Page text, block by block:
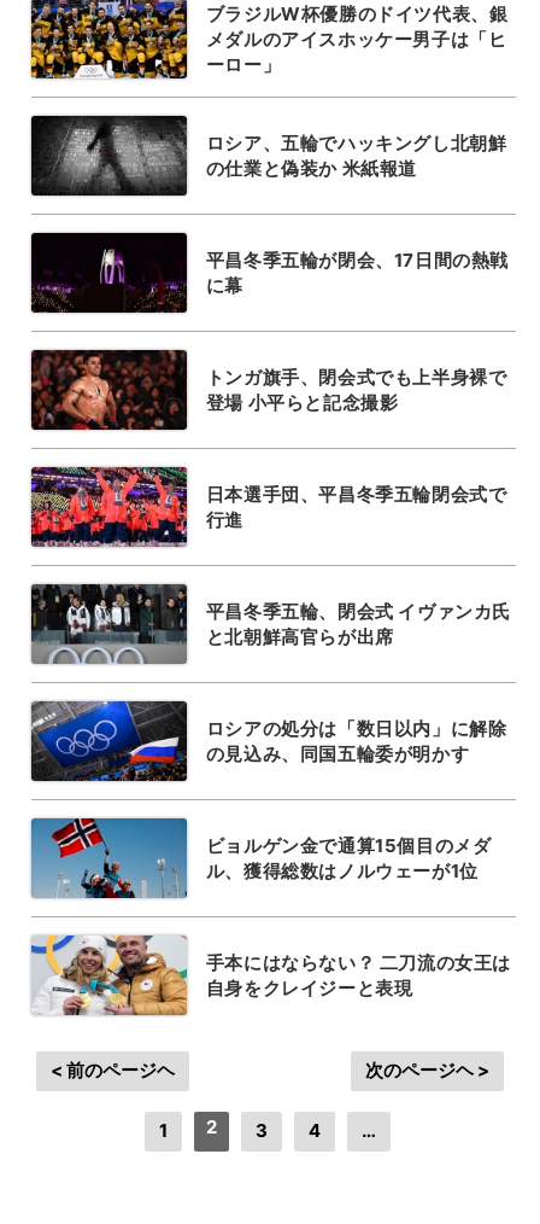
ブラジルW杯優勝のドイツ代表、銀
メダルのアイスホッケー男子は「ヒ
ーロー」
ロシア、五輪でハッキングし北朝鮮
の仕業と偽装か 米紙報道
平昌冬季五輪が閉会、17日間の熱戦
に幕
トンガ旗手、閉会式でも上半身裸で
登場 小平らと記念撮影
日本選手団、平昌冬季五輪閉会式で
行進
平昌冬季五輪、閉会式 イヴァンカ氏
と北朝鮮高官らが出席
ロシアの処分は「数日以内」に解除
の見込み、同国五輪委が明かす
ビョルゲン金で通算15個目のメダ
ル、獲得総数はノルウェーが1位
手本にはならない？ 二刀流の女王は
自身をクレイジーと表現
< 前のページヘ
1 2 3 4 …
次のページヘ >